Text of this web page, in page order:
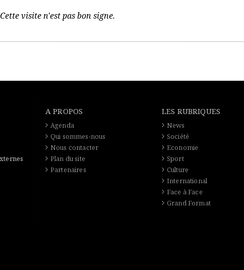
visite n'est pas bon signe.
A PROPOS
Agenda
Qui sommes-nous
Nous contacter
Plan du site
Partenaires
LES RUBRIQUES
News
Société
Economie
Sport
Culture
International
Face à Face
Grand Format